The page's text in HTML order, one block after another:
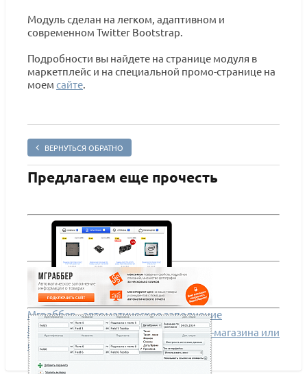
Модуль сделан на легком, адаптивном и
современном Twitter Bootstrap.
Подробности вы найдете на странице модуля в
маркетплейс и на специальной промо-странице на
моем сайте.
ВЕРНУТЬСЯ ОБРАТНО
Предлагаем еще прочесть
AdPar - гайд по наполнению интернет-магазина или
правило 90/10
Мграббер - автоматическое заполнение
информации о товарах